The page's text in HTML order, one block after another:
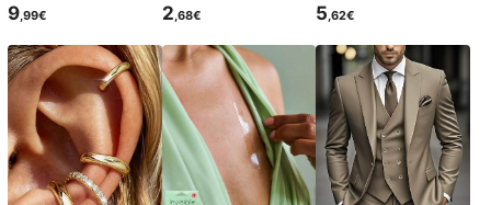
9 ,99€ 2 ,68€ 5 ,62€